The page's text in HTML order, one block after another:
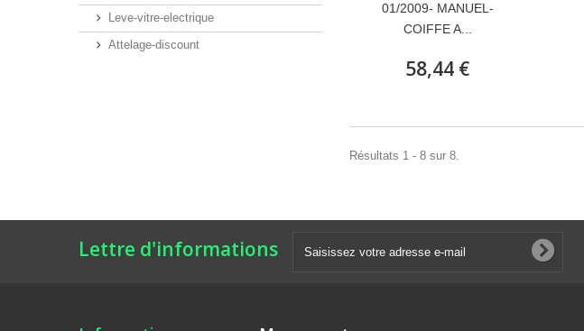
Leve-vitre-electrique
Attelage-discount
01/2009- MANUEL-
COIFFE A...
58,44 €
Résultats 1 - 8 sur 8.
Lettre d'informations